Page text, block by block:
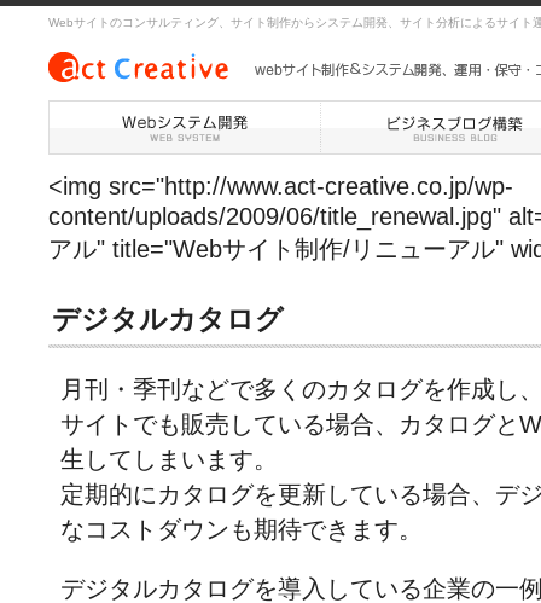
Webサイトのコンサルティング、サイト制作からシステム開発、サイト分析によるサイト
<img src="http://www.act-creative.co.jp/wp-
content/uploads/2009/06/title_renewal.jpg"
アル" title="Webサイト制作/リニューアル"
デジタルカタログ
月刊・季刊などで多くのカタログを作成し
サイトでも販売している場合、カタログと
生してしまいます。
定期的にカタログを更新している場合、デ
なコストダウンも期待できます。
デジタルカタログを導入している企業の一